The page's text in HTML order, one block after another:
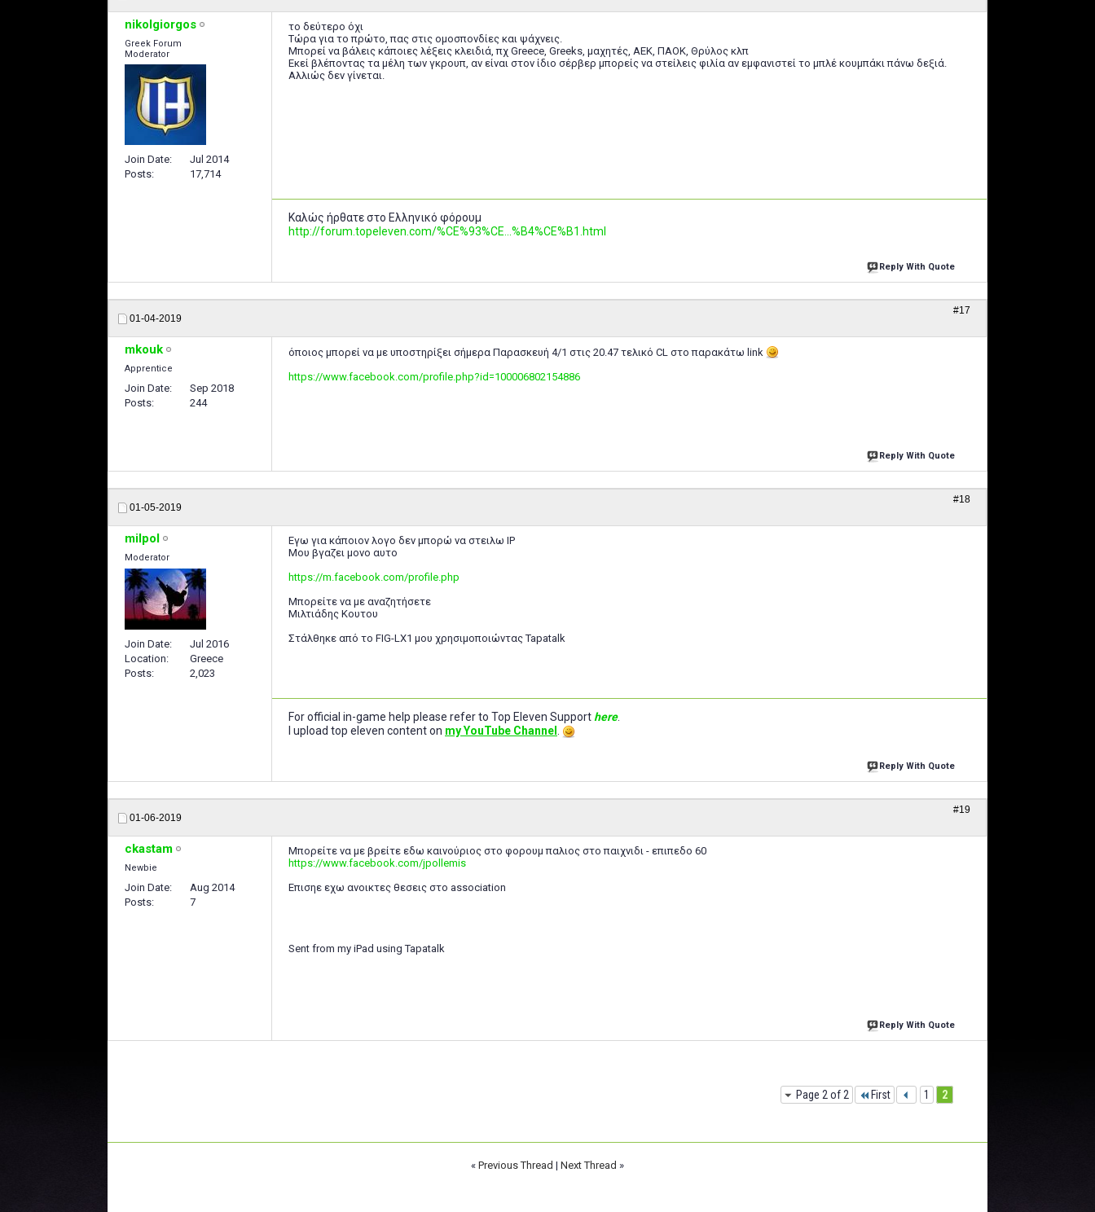
nikolgiorgos
Greek Forum
Moderator
Join Date
Jul 2014
Posts
17,714
το δεύτερο όχι
Τώρα για το πρώτο, πας στις ομοσπονδίες και ψάχνεις.
Μπορεί να βάλεις κάποιες λέξεις κλειδιά, πχ Greece, Greeks, μαχητές, ΑΕΚ, ΠΑΟΚ, Θρύλος κλπ
Εκεί βλέποντας τα μέλη των γκρουπ, αν είναι στον ίδιο σέρβερ μπορείς να στείλεις φιλία αν εμφανιστεί το μπλέ κουμπάκι πάνω δεξιά.
Αλλιώς δεν γίνεται.
Καλώς ήρθατε στο Ελληνικό φόρουμ
http://forum.topeleven.com/%CE%93%CE...%B4%CE%B1.html
Reply With Quote
01-04-2019
#17
mkouk
Apprentice
Join Date
Sep 2018
Posts
244
όποιος μπορεί να με υποστηρίξει σήμερα Παρασκευή 4/1 στις 20.47 τελικό CL στο παρακάτω link
https://www.facebook.com/profile.php?id=100006802154886
Reply With Quote
01-05-2019
#18
milpol
Moderator
Join Date
Jul 2016
Location
Greece
Posts
2,023
Εγω για κάποιον λογο δεν μπορώ να στειλω IP
Μου βγαζει μονο αυτο
https://m.facebook.com/profile.php
Μπορείτε να με αναζητήσετε
Μιλτιάδης Κουτου
Στάλθηκε από το FIG-LX1 μου χρησιμοποιώντας Tapatalk
For official in-game help please refer to Top Eleven Supporthere.
I upload top eleven content on my YouTube Channel .
Reply With Quote
01-06-2019
#19
ckastam
Newbie
Join Date
Aug 2014
Posts
7
Μπορείτε να με βρείτε εδω καινούριος στο φορουμ παλιος στο παιχνιδι - επιπεδο 60
https://www.facebook.com/jpollemis
Επισηε εχω ανοικτες θεσεις στο association
Sent from my iPad using Tapatalk
Reply With Quote
Page 2 of 2 First 1 2
« Previous Thread | Next Thread »